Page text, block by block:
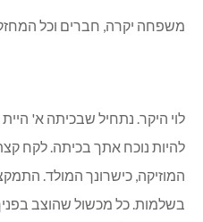
משפחה יקרה, חברים וכל
לוי היקר. נתחיל שבכיתה א'
להיות נוכח אתך בכיתה. לקח
המוזיקה, כישרונך המולד.
בשלמות. כל מכשול שהוצב